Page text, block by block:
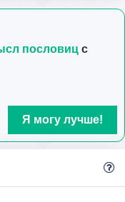
пословиц с
Я могу лучше!